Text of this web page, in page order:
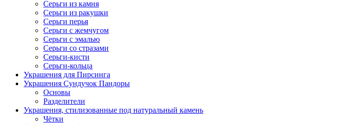
Серьги из камня
Серьги из ракушки
Серьги перья
Серьги с жемчугом
Серьги с эмалью
Серьги со стразами
Серьги-кисти
Серьги-кольца
Украшения для Пирсинга
Украшения Сундучок Пандоры
Основы
Разделители
Украшения, стилизованные под натуральный камень
Чётки